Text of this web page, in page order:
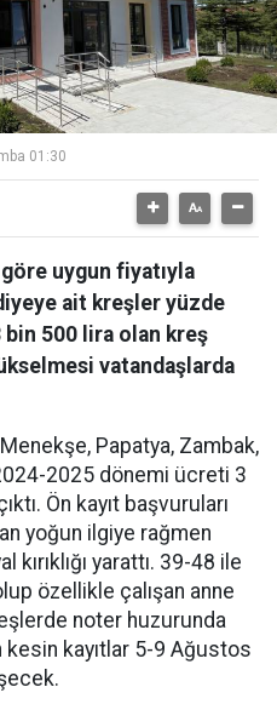
01:30
uygun fiyatıyla
ait kreşler yüzde
bin 500 lira olan kreş
vatandaşlarda
Papatya, Zambak,
2025 dönemi ücreti 3
Ön kayıt başvuruları
yoğun ilgiye rağmen
yarattı. 39-48 ile
özellikle çalışan anne
noter huzurunda
kesin kayıtlar 5-9 Ağustos
.